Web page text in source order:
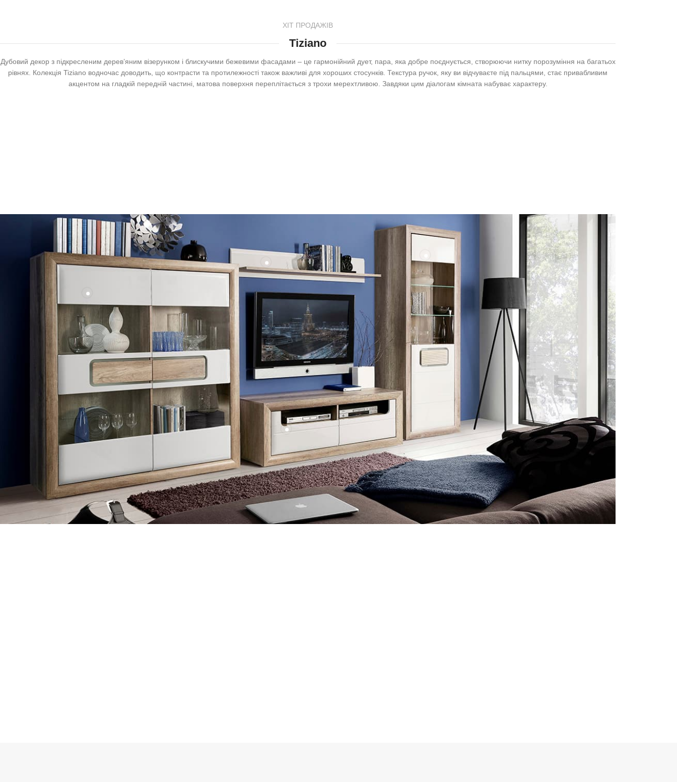
ХІТ ПРОДАЖІВ
Tiziano
Дубовий декор з підкресленим дерев’яним візерунком і блискучими бежевими фасадами – це гармонійний дует, пара, яка добре поєднується, створюючи нитку порозуміння на багатьох
рівнях. Колекція Tiziano водночас доводить, що контрасти та протилежності також важливі для хороших стосунків. Текстура ручок, яку ви відчуваєте під пальцями, стає привабливим
акцентом на гладкій передній частині, матова поверхня переплітається з трохи мерехтливою. Завдяки цим діалогам кімната набуває характеру.